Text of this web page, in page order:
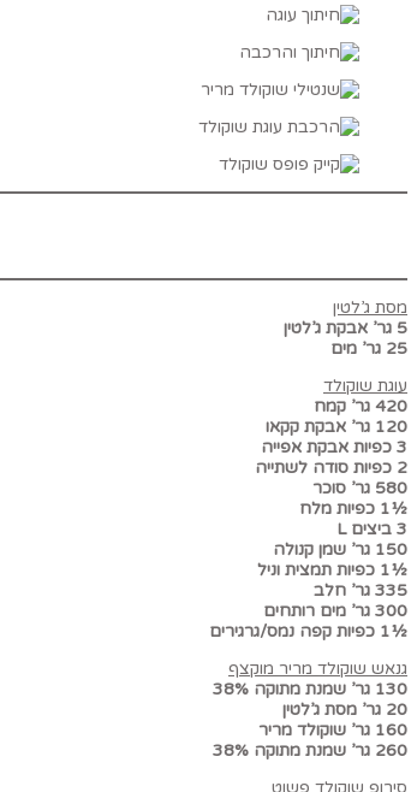
מסת ג’לטין
5 גר’ אבקת ג’לטין
25 גר’ מים
עוגת שוקולד
420 גר’ קמח
120 גר’ אבקת קקאו
3 כפיות אבקת אפייה
2 כפיות סודה לשתייה
580 גר’ סוכר
½1 כפיות מלח
3 ביצים L
150 גר’ שמן קנולה
½1 כפיות תמצית וניל
335 גר’ חלב
300 גר’ מים רותחים
½1 כפיות קפה נמס/גרגירים
גנאש שוקולד מריר מוקצף
130 גר’ שמנת מתוקה 38%
20 גר’ מסת ג’לטין
160 גר’ שוקולד מריר
260 גר’ שמנת מתוקה 38%
סירופ שוקולד פשוט